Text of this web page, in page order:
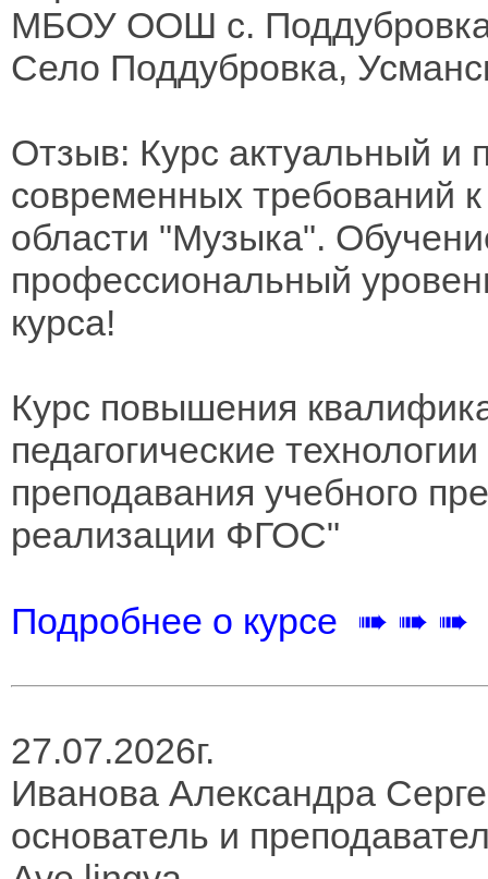
МБОУ ООШ с.
Село Поддубровка,
Отзыв: Курс актуальный и
современных требований
области "Музыка".
профессиональный
курса!
Курс повышения
педагогические
преподавания учебного
реализации ФГОС"
Подробнее о курсе ➠ ➠ ➠
27.07.2026г.
Иванова Александра
основатель и